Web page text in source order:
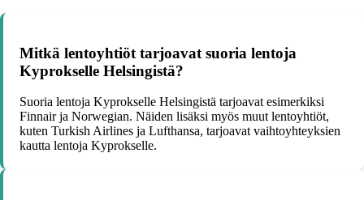
Mitkä lentoyhtiöt tarjoavat suoria lentoja
Kyprokselle Helsingistä?
Suoria lentoja Kyprokselle Helsingistä tarjoavat esimerkiksi
Finnair ja Norwegian. Näiden lisäksi myös muut lentoyhtiöt,
kuten Turkish Airlines ja Lufthansa, tarjoavat vaihtoyhteyksien
kautta lentoja Kyprokselle.